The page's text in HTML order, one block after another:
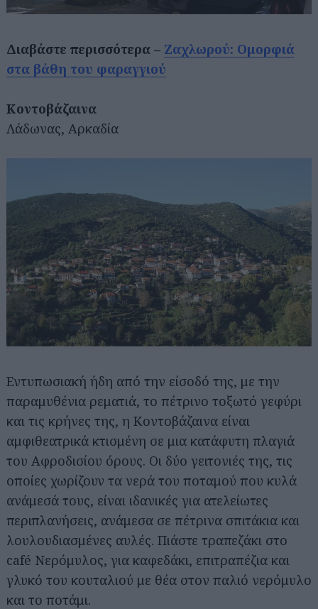
Διαβάστε περισσότερα – Ζαχλωρού: Ομορφιά
στα βάθη του φαραγγιού
Κοντοβάζαινα
Λάδωνας, Αρκαδία
Εντυπωσιακή ήδη από την είσοδό της, με την
παραμυθένια ρεματιά, το πέτρινο τοξωτό γεφύρι
και τις κρήνες της, η Κοντοβάζαινα είναι
αμφιθεατρικά κτισμένη σε μια κατάφυτη πλαγιά
του Αφροδισίου όρους. Οι δύο γειτονιές της, τις
οποίες χωρίζουν τα νερά του ποταμού που κυλά
ανάμεσά τους, είναι ιδανικές για ατελείωτες
περιπλανήσεις, ανάμεσα σε πέτρινα σπιτάκια και
λουλουδιασμένες αυλές. Πιάστε τραπεζάκι στο
café Νερόμυλος, για καφεδάκι, επιτραπέζια και
γλυκό του κουταλιού με θέα στον παλιό νερόμυλο
και το ποτάμι.